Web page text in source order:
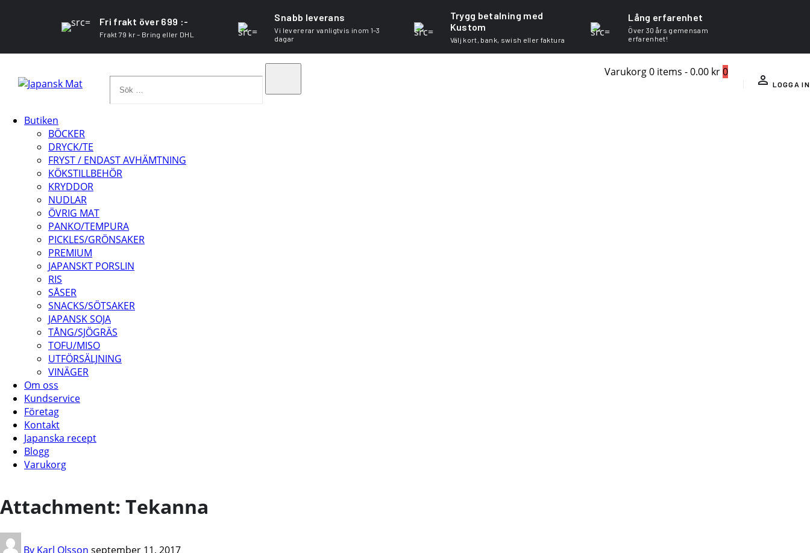
Fri frakt över 699 :-
Frakt 79 kr – Bring eller DHL
Snabb leverans
Vi levererar vanligtvis inom 1–3
dagar
Trygg betalning med
Kustom
Välj kort, bank, swish eller faktura
Lång erfarenhet
Över 30 års gemensam
erfarenhet!
Varukorg0 items -0.00 kr0
LOGGA IN
Butiken
BÖCKER
DRYCK/TE
FRYST / ENDAST AVHÄMTNING
KÖKSTILLBEHÖR
KRYDDOR
NUDLAR
ÖVRIG MAT
PANKO/TEMPURA
PICKLES/GRÖNSAKER
PREMIUM
JAPANSKT PORSLIN
RIS
SÅSER
SNACKS/SÖTSAKER
JAPANSK SOJA
TÅNG/SJÖGRÄS
TOFU/MISO
UTFÖRSÄLJNING
VINÄGER
Om oss
Kundservice
Företag
Kontakt
Japanska recept
Blogg
Varukorg
Attachment: Tekanna
By Karl Olsson september 11, 2017